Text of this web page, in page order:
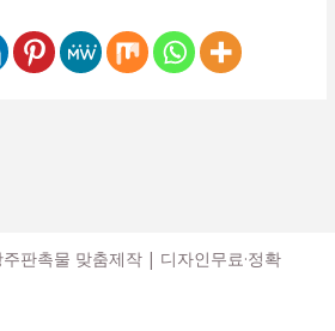
판촉물 맞춤제작 | 디자인무료·정확